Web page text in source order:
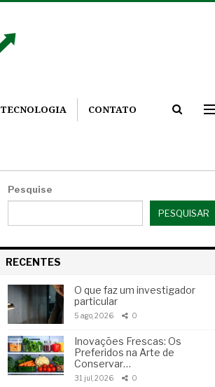
TECNOLOGIA CONTATO
Pesquise
PESQUISAR
RECENTES
O que faz um investigador
particular
5 ago, 2026 0
Inovações Frescas: Os
Preferidos na Arte de
Conservar…
31 jul, 2026 0